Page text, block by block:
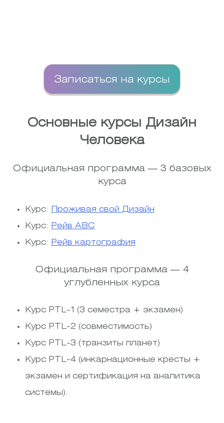
Записаться на курсы
Основные курсы Дизайн
Человека
Официальная программа — 3 базовых
курса
Курс: Проживая свой Дизайн
Курс: Рейв АВС
Курс: Рейв картография
Официальная программа — 4
углубленных курса
Курс PTL-1 (3 семестра + экзамен)
Курс PTL-2 (совместимость)
Курс PTL-3 (транзиты планет)
Курс PTL-4 (инкарнационные кресты +
экзамен и сертификация на аналитика
системы).